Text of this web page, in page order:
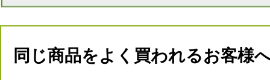
同じ商品をよく買われるお客様